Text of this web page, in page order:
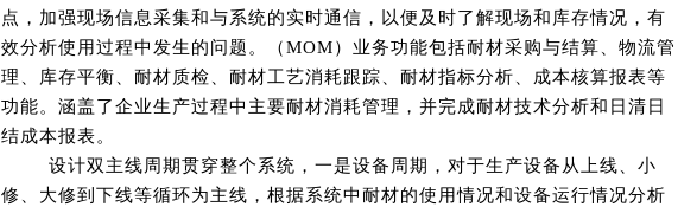
点，加强现场信息采集和与系统的实时通信，以便及时了解现场和库存情况，有
效分析使用过程中发生的问题。（MOM）业务功能包括耐材采购与结算、物流管
理、库存平衡、耐材质检、耐材工艺消耗跟踪、耐材指标分析、成本核算报表等
功能。涵盖了企业生产过程中主要耐材消耗管理，并完成耐材技术分析和日清日
结成本报表。
设计双主线周期贯穿整个系统，一是设备周期，对于生产设备从上线、小
修、大修到下线等循环为主线，根据系统中耐材的使用情况和设备运行情况分析